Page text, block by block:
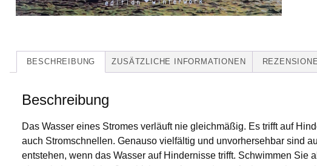
BESCHREIBUNG ZUSÄTZLICHE INFORMATIONEN
Beschreibung
Das Wasser eines Stromes verläuft nie gleichmäßig. Es trifft auf
auch Stromschnellen. Genauso vielfältig und unvorhersehbar sind
entstehen, wenn das Wasser auf Hindernisse trifft. Schwimmen Sie